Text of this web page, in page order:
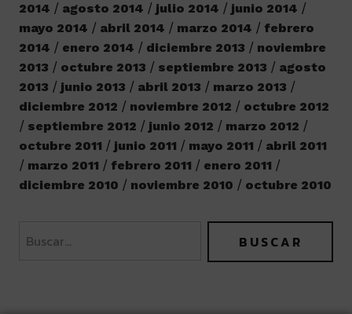
2014
agosto 2014 julio 2014
junio 2014
mayo 2014
abril 2014 marzo 2014
febrero
2014
enero 2014 diciembre 2013
noviembre
2013
octubre 2013 septiembre 2013
agosto
2013
junio 2013 abril 2013
marzo 2013
diciembre 2012
noviembre 2012
octubre 2012
septiembre 2012
junio 2012
marzo 2012
octubre 2011
junio 2011 mayo 2011
abril 2011
marzo 2011
febrero 2011
enero 2011
diciembre 2010
noviembre 2010 octubre 2010